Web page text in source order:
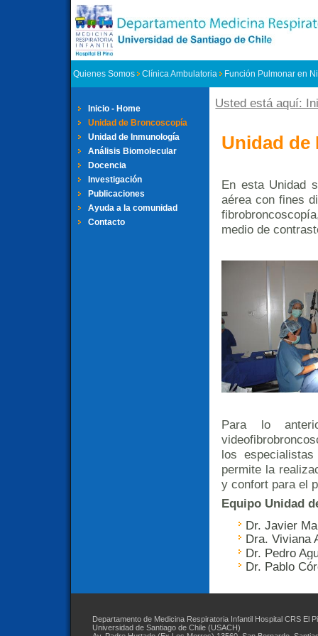
Quienes Somos Clínica Ambulatoria Función Pulmonar en
Inicio - Home
Unidad de Broncoscopía
Unidad de Inmunología
Análisis Biomolecular
Docencia
Investigación
Publicaciones
Ayuda a la comunidad
Contacto
Se
Usted está aquí:
Unidad de
En esta Unidad
aérea con fines
medio de
Para lo
los
permite la
y confort para el
Equipo Unidad
Dr. Javier
Dra. Viviana
Dr. Pedro
Dr. Pablo
Departamento de Medicina Respiratoria Infantil Hospital CRS El
Universidad de Santiago de Chile (USACH)